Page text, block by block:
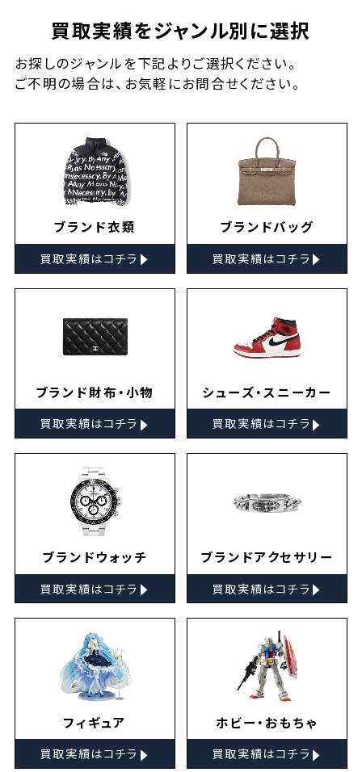
買取実績をジャンル別に選択
お探しのジャンルを下記よりご選択ください。
ご不明の場合は、お気軽にお問合せください。
ブランド衣類
買取実績はコチラ ▸
ブランドバッグ
買取実績はコチラ ▸
ブランド財布・小物
買取実績はコチラ ▸
シューズ・スニーカー
買取実績はコチラ ▸
ブランドウォッチ
買取実績はコチラ ▸
ブランドアクセサリー
買取実績はコチラ ▸
フィギュア
買取実績はコチラ ▸
ホビー・おもちゃ
買取実績はコチラ ▸